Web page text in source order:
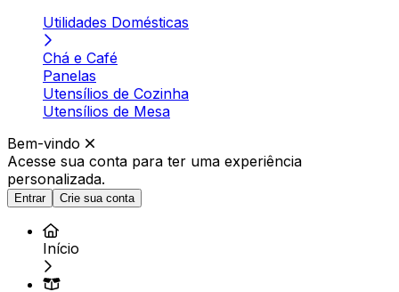
Utilidades Domésticas
Chá e Café
Panelas
Utensílios de Cozinha
Utensílios de Mesa
Bem-vindo
Acesse sua conta para ter uma experiência
personalizada.
Entrar Crie sua conta
Início